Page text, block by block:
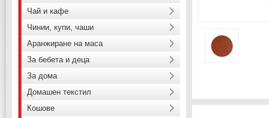
Чай и кафе
Чинии, купи, чаши
Аранжиране на маса
За бебета и деца
За дома
Домашен текстил
Кошове